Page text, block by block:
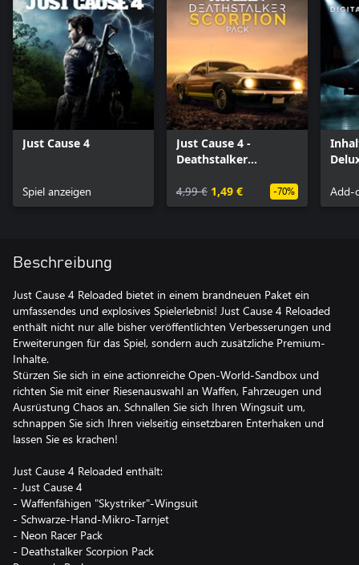
Just Cause 4
Spiel anzeigen
Just Cause 4 -
Deathstalker
4,99 € 1,49 € -70% Add-
Beschreibung
Just Cause 4 Reloaded bietet in einem brandneuen Paket ein
umfassendes und explosives Spielerlebnis! Just Cause 4 Reloaded
enthält nicht nur alle bisher veröffentlichten Verbesserungen und
Erweiterungen für das Spiel, sondern auch zusätzliche Premium-
Inhalte.
Stürzen Sie sich in eine actionreiche Open-World-Sandbox und
richten Sie mit einer Riesenauswahl an Waffen, Fahrzeugen und
Ausrüstung Chaos an. Schnallen Sie sich Ihren Wingsuit um,
schnappen Sie sich Ihren vielseitig einsetzbaren Enterhaken und
lassen Sie es krachen!
Just Cause 4 Reloaded enthält:
- Just Cause 4
- Waffenfähigen "Skystriker"-Wingsuit
- Schwarze-Hand-Mikro-Tarnjet
- Neon Racer Pack
- Deathstalker Scorpion Pack